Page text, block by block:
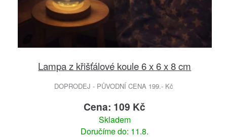
Lampa z křišťálové koule 6 x 6 x 8 cm
DOPRODEJ - PŮVODNÍ CENA 199.- Kč
Cena: 109 Kč
Skladem
Doručíme do: 11.8.